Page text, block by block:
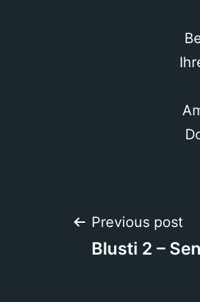
Previous post
Blusti 2 –